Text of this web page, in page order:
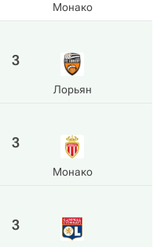
Монако
3
Лорьян
3
Монако
3